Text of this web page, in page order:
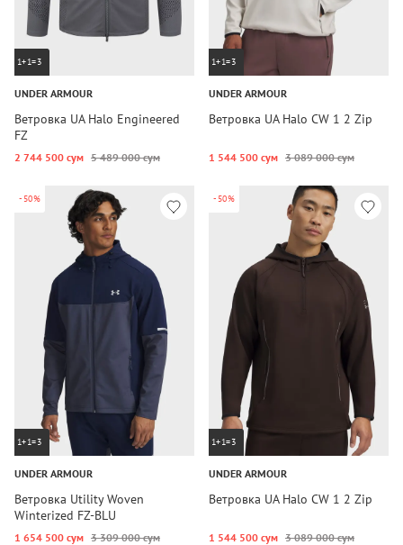
1+1=3
UNDER ARMOUR
Ветровка UA Halo Engineered
FZ
2 744 500 сум 5 489 000 сум
1+1=3
UNDER ARMOUR
Ветровка UA Halo CW 1 2 Zip
1 544 500 сум 3 089 000 сум
-50%
1+1=3
UNDER ARMOUR
Ветровка Utility Woven
Winterized FZ-BLU
1 654 500 сум 3 309 000 сум
-50%
1+1=3
UNDER ARMOUR
Ветровка UA Halo CW 1 2 Zip
1 544 500 сум 3 089 000 сум